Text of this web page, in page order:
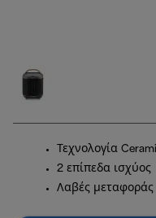
Τεχνολογία
2 επίπεδα ισχύος
Λαβές μεταφοράς